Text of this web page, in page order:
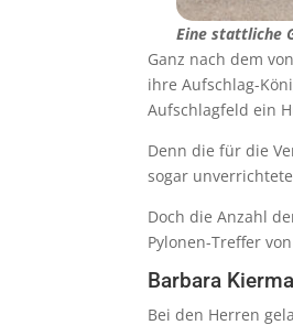
Eine stattliche
Ganz nach dem
ihre Aufschlag-
Aufschlagfeld ein
Denn die für die
sogar
Doch die Anzahl
Pylonen-Treffer
Barbara
Bei den Herren